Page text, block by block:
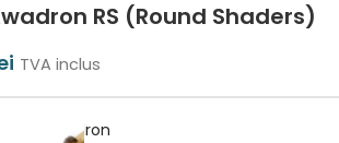
RS (Round Shaders)
TVA inclus
25 – Kwadron